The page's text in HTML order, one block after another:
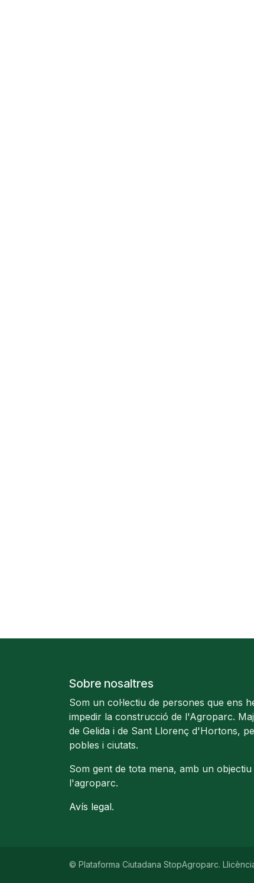
Sobre nosaltres
Som un col·lectiu de persones que ens
impedir la construcció de l'Agroparc.
de Gelida i de Sant Llorenç d'Hortons,
pobles i ciutats.
Som gent de tota mena, amb un
l'agroparc.
Avís legal.
© Plataforma Ciutadana StopAgroparc.